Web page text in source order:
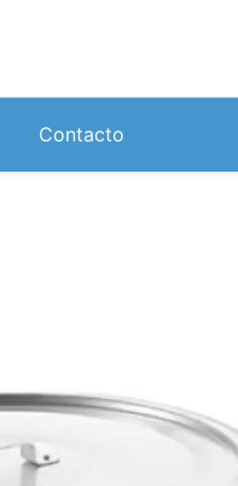
Contacto